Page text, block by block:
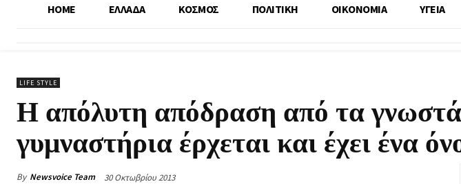
HOME ΕΛΛΑΔΑ ΚΟΣΜΟΣ ΠΟΛΙΤΙΚΗ ΟΙΚΟΝΟΜΙΑ ΥΓΕΙΑ
LIFE STYLE
Η απόλυτη απόδραση από τα
γυμναστήρια έρχεται και έχει ένα
By Newsvoice Team 30 Οκτωβρίου 2013